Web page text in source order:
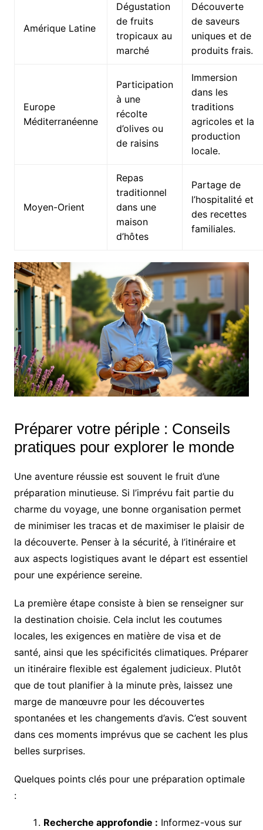
Amérique Latine
Dégustation
de fruits
tropicaux au
marché
Découverte
de saveurs
uniques et de
produits frais.
Europe
Méditerranéenne
Participation
à une
récolte
d’olives ou
de raisins
Immersion
dans les
traditions
agricoles et la
production
locale.
Moyen-Orient
Repas
traditionnel
dans une
maison
d’hôtes
Partage de
l’hospitalité et
des recettes
familiales.
Préparer votre périple : Conseils
pratiques pour explorer le monde
Une aventure réussie est souvent le fruit d’une
préparation minutieuse. Si l’imprévu fait partie du
charme du voyage, une bonne organisation permet
de minimiser les tracas et de maximiser le plaisir de
la découverte. Penser à la sécurité, à l’itinéraire et
aux aspects logistiques avant le départ est essentiel
pour une expérience sereine.
La première étape consiste à bien se renseigner sur
la destination choisie. Cela inclut les coutumes
locales, les exigences en matière de visa et de
santé, ainsi que les spécificités climatiques. Préparer
un itinéraire flexible est également judicieux. Plutôt
que de tout planifier à la minute près, laissez une
marge de manœuvre pour les découvertes
spontanées et les changements d’avis. C’est souvent
dans ces moments imprévus que se cachent les plus
belles surprises.
Quelques points clés pour une préparation optimale
:
Recherche approfondie : Informez-vous sur